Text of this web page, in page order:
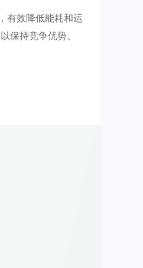
有效降低能耗和运
保持竞争优势。